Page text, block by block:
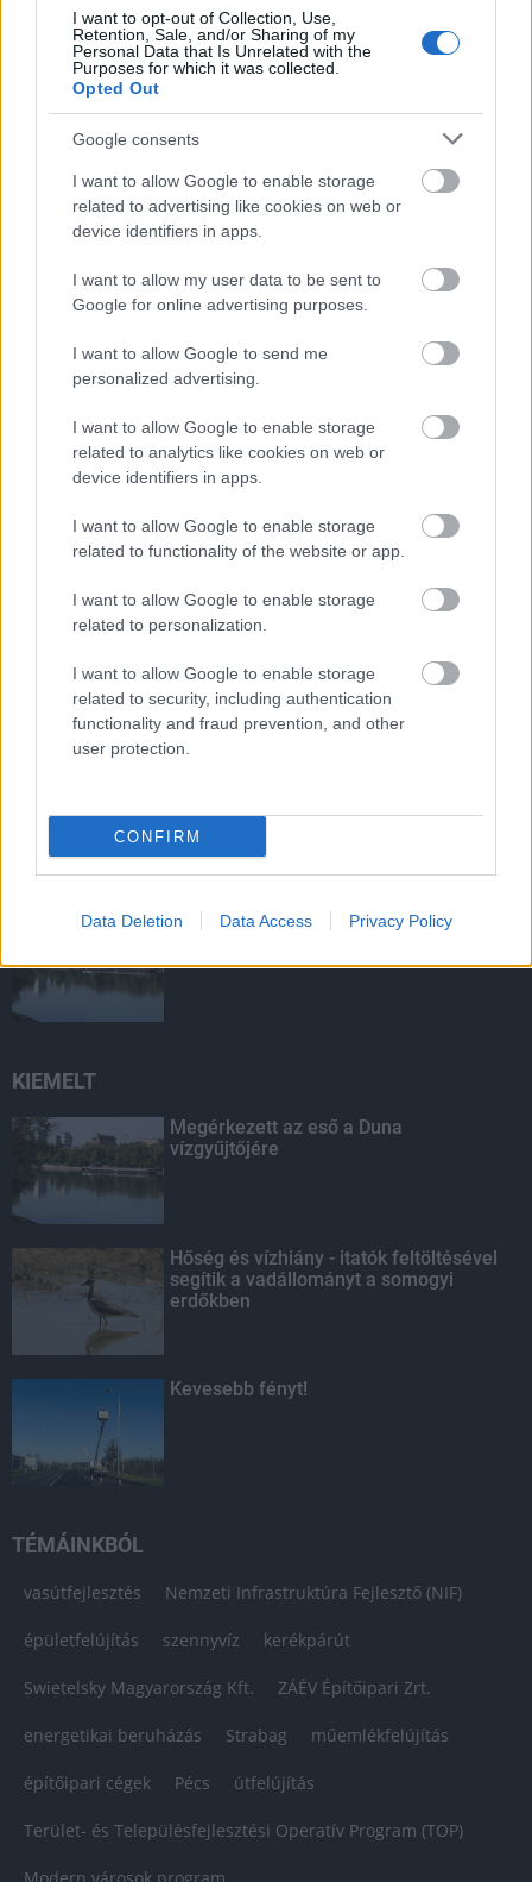
I want to opt-out of Collection, Use,
Retention, Sale, and/or Sharing of my
Personal Data that Is Unrelated with the
Purposes for which it was collected.
Opted Out
Google consents
I want to allow Google to enable storage
related to advertising like cookies on web or
device identifiers in apps.
I want to allow my user data to be sent to
Google for online advertising purposes.
I want to allow Google to send me
personalized advertising.
I want to allow Google to enable storage
related to analytics like cookies on web or
device identifiers in apps.
I want to allow Google to enable storage
related to functionality of the website or app.
I want to allow Google to enable storage
related to personalization.
I want to allow Google to enable storage
related to security, including authentication
functionality and fraud prevention, and other
user protection.
CONFIRM
Data Deletion Data Access Privacy Policy
KEVESEBB FÉNYT!
Országos hírek
KECSKEMÉTEN IS SZAKIRÁNYÚ
EGYETEM
HÍRDETÉS
HÍRDETÉS
LEGOLVASOTTABB
Ikonikus nosztalgiahajókkal
barangolhatja be a Balatont
világbajnoki mezőnyt
Megérkezett az eső a Duna
KIEMELT
Megérkezett az eső a Duna
vízgyűjtőjére
Hőség és vízhiány - itatók feltöltésével
segítik a vadállományt a somogyi
erdőkben
Kevesebb fényt!
TÉMÁINKBÓL
vasútfejlesztés Nemzeti Infrastruktúra Fejlesztő (NIF)
épületfelújítás szennyvíz kerékpárút
Swietelsky Magyarország Kft. ZÁÉV Építőipari Zrt.
energetikai beruházás Strabag műemlékfelújítás
építőipari cégek Pécs útfelújítás
Terület- és Településfejlesztési Operatív Program (TOP)